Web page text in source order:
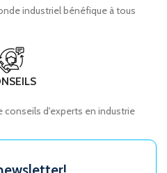
industriel bénéfique à tous
d'experts en industrie